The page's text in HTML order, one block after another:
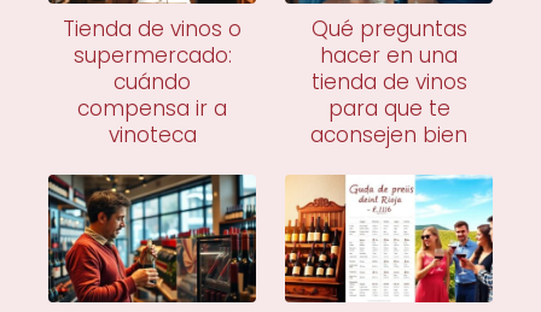
Tienda de vinos o
supermercado:
cuándo
compensa ir a
vinoteca
Qué preguntas
hacer en una
tienda de vinos
para que te
aconsejen bien